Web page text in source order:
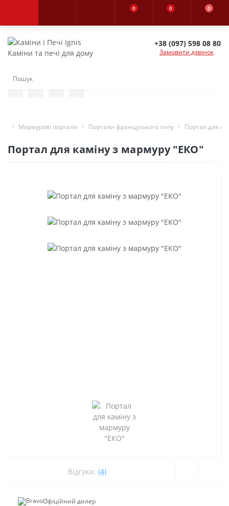
0 0 0
Каміни та печі для дому
+38 (097) 598 08 80
Замовити дзвінок
Мармурові портали Портали французького типу Портал для
Портал для каміну з мармуру "ЕКО"
Відгуки: (4)
Офіційний дилер